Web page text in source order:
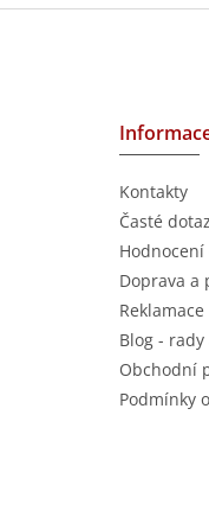
Kontakty
Časté
Doprava a
Reklamace
Blog -
Obchodní
Podmínky